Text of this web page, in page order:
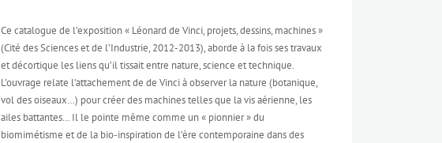
Ce catalogue de l’exposition « Léonard de Vinci, projets, dessins, machines »
(Cité des Sciences et de l’Industrie, 2012-2013), aborde à la fois ses travaux
et décortique les liens qu’il tissait entre nature, science et technique.
L’ouvrage relate l’attachement de de Vinci à observer la nature (botanique,
vol des oiseaux…) pour créer des machines telles que la vis aérienne, les
ailes battantes… Il le pointe même comme un « pionnier » du
biomimétisme et de la bio-inspiration de l’ère contemporaine dans des